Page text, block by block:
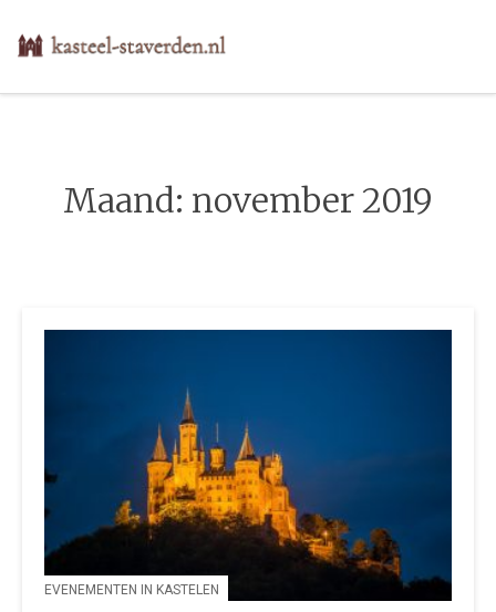
Maand: november 2019
EVENEMENTEN IN KASTELEN